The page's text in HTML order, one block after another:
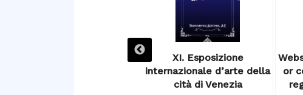
XI. Esposizione
internazionale d’arte della
cità di Venezia
or